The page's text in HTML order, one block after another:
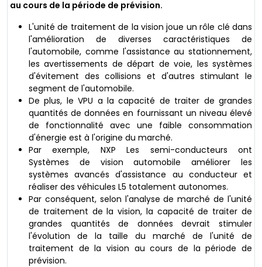
au cours de la période de prévision.
L'unité de traitement de la vision joue un rôle clé dans
l'amélioration de diverses caractéristiques de
l'automobile, comme l'assistance au stationnement,
les avertissements de départ de voie, les systèmes
d'évitement des collisions et d'autres stimulant le
segment de l'automobile.
De plus, le VPU a la capacité de traiter de grandes
quantités de données en fournissant un niveau élevé
de fonctionnalité avec une faible consommation
d'énergie est à l'origine du marché.
Par exemple, NXP Les semi-conducteurs ont
Systèmes de vision automobile améliorer les
systèmes avancés d'assistance au conducteur et
réaliser des véhicules L5 totalement autonomes.
Par conséquent, selon l'analyse de marché de l'unité
de traitement de la vision, la capacité de traiter de
grandes quantités de données devrait stimuler
l'évolution de la taille du marché de l'unité de
traitement de la vision au cours de la période de
prévision.